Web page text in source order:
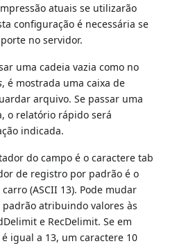
atuais se utilizarão
configuração é necessária se
no servidor.
uma cadeia vazia como no
, é mostrada uma caixa de
arquivo. Se passar uma
o relatório rápido será
indicada.
do campo é o caractere tab
de registro por padrão é o
(ASCII 13). Pode mudar
padrão atribuindo valores às
e RecDelimit. Se em
igual a 13, um caractere 10